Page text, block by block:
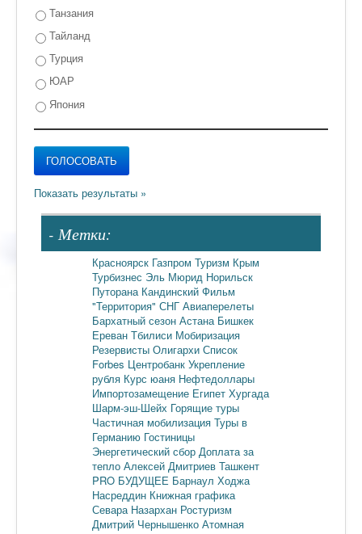
Танзания
Тайланд
Турция
ЮАР
Япония
- Метки:
Красноярск Газпром Туризм Крым
Турбизнес Эль Мюрид Норильск
Путорана Кандинский Фильм
"Территория" СНГ Авиаперелеты
Бархатный сезон Астана Бишкек
Ереван Тбилиси Мобиризация
Резервисты Олигархи Список
Forbes Центробанк Укрепление
рубля Курс юаня Нефтедоллары
Импортозамещение Египет Хургада
Шарм-эш-Шейх Горящие туры
Частичная мобилизация Туры в
Германию Гостиницы
Энергетический сбор Доплата за
тепло Алексей Дмитриев Ташкент
PRO БУДУЩЕЕ Барнаул Ходжа
Насреддин Книжная графика
Севара Назархан Ростуризм
Дмитрий Чернышенко Атомная